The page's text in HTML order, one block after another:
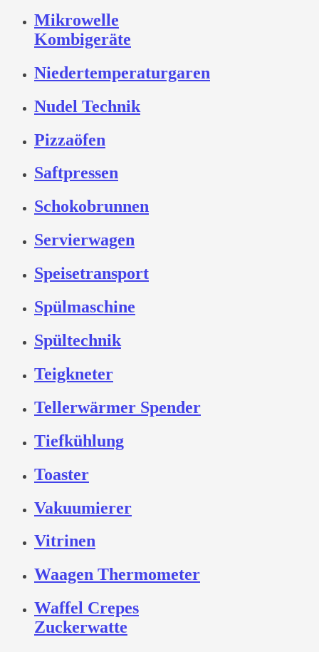
Mikrowelle
Kombigeräte
Niedertemperaturgaren
Nudel Technik
Pizzaöfen
Saftpressen
Schokobrunnen
Servierwagen
Speisetransport
Spülmaschine
Spültechnik
Teigkneter
Tellerwärmer Spender
Tiefkühlung
Toaster
Vakuumierer
Vitrinen
Waagen Thermometer
Waffel Crepes
Zuckerwatte